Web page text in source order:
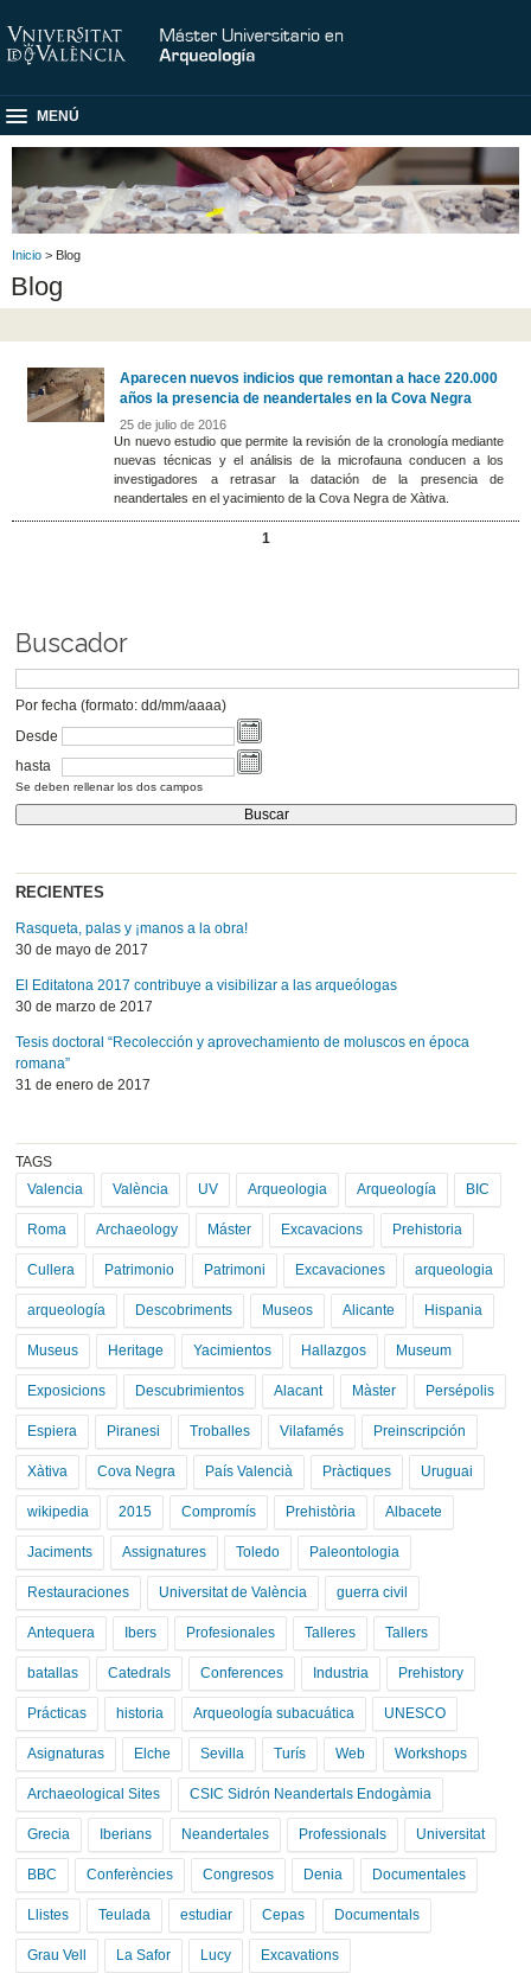
MENÚ
Inicio > Blog
Blog
Aparecen nuevos indicios que remontan a hace 220.000
años la presencia de neandertales en la Cova Negra
25 de julio de 2016
Un nuevo estudio que permite la revisión de la cronología mediante
nuevas técnicas y el análisis de la microfauna conducen a los
investigadores a retrasar la datación de la presencia de
neandertales en el yacimiento de la Cova Negra de Xàtiva.
1
Buscador
Por fecha (formato: dd/mm/aaaa)
Desde
hasta
Se deben rellenar los dos campos
RECIENTES
Rasqueta, palas y ¡manos a la obra!
30 de mayo de 2017
El Editatona 2017 contribuye a visibilizar a las arqueólogas
30 de marzo de 2017
Tesis doctoral “Recolección y aprovechamiento de moluscos en época
romana”
31 de enero de 2017
TAGS
Valencia
València UV Arqueologia Arqueología BIC
Roma Archaeology Máster Excavacions Prehistoria
Cullera Patrimonio Patrimoni Excavaciones arqueologia
arqueología Descobriments Museos Alicante Hispania
Museus Heritage Yacimientos Hallazgos Museum
Exposicions Descubrimientos Alacant Màster Persépolis
Espiera Piranesi Troballes Vilafamés Preinscripción
Xàtiva Cova Negra País Valencià Pràctiques Uruguai
wikipedia 2015 Compromís Prehistòria Albacete
Jaciments Assignatures Toledo Paleontologia
Restauraciones Universitat de València guerra civil
Antequera Ibers Profesionales Talleres Tallers
batallas Catedrals Conferences Industria Prehistory
Prácticas historia Arqueología subacuática UNESCO
Asignaturas Elche Sevilla Turís Web Workshops
Archaeological Sites CSIC Sidrón Neandertals Endogàmia
Grecia Iberians Neandertales Professionals Universitat
BBC Conferències Congresos Denia Documentales
Llistes Teulada estudiar Cepas Documentals
Grau Vell La Safor Lucy Excavations